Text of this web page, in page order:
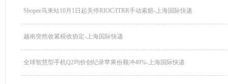
Shopee马来站10月1日起关停RIOC/ITRR手动索赔-上海国际快递
越南突然收紧税收协定-上海国际快递
全球智慧型手机Q2均价创纪录苹果份额冲49%-上海国际快递